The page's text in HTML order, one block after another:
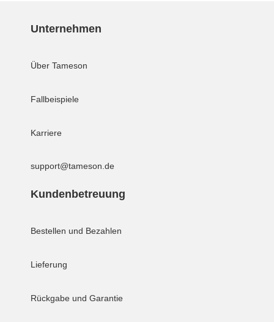
Unternehmen
Über Tameson
Fallbeispiele
Karriere
support@tameson.de
Kundenbetreuung
Bestellen und Bezahlen
Lieferung
Rückgabe und Garantie